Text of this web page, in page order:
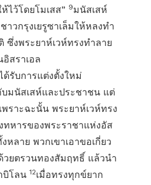
ไว้โดยโมเสส” 9มนัสเสห์
วกรุงเยรูซาเล็มให้หลงทำ
ซึ่งพระยาห์เวห์ทรงทำลาย
สราเอล
ด้รับการแต่งตั้งใหม่
บมนัสเสห์และประชาชน แต่
เพราะฉะนั้น พระยาห์เวห์ทรง
ทหารของพระราชาแห่งอัส
หลาย พวกเขาเอาขอเกี่ยว
วยตรวนทองสัมฤทธิ์ แล้วนำ
บิโลน12เมื่อทรงทุกข์ยาก